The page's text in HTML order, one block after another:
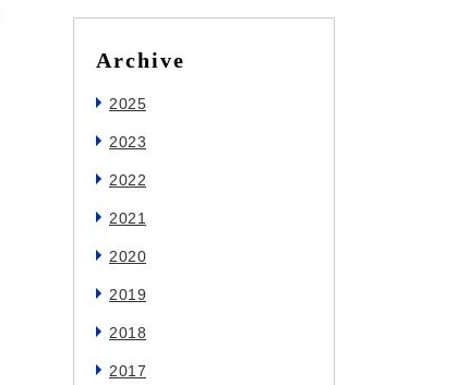
Archive
2025
2023
2022
2021
2020
2019
2018
2017